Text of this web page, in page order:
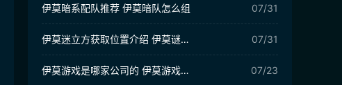
伊莫暗系配队推荐 伊莫暗队怎么组 07/31
伊莫迷立方获取位置介绍 伊莫谜立方有什么用 07/31
伊莫游戏是哪家公司的 伊莫游戏公司介绍 07/23